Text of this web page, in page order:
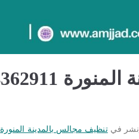
نشر فيتنظيف مجالس بالمدينة المنورة